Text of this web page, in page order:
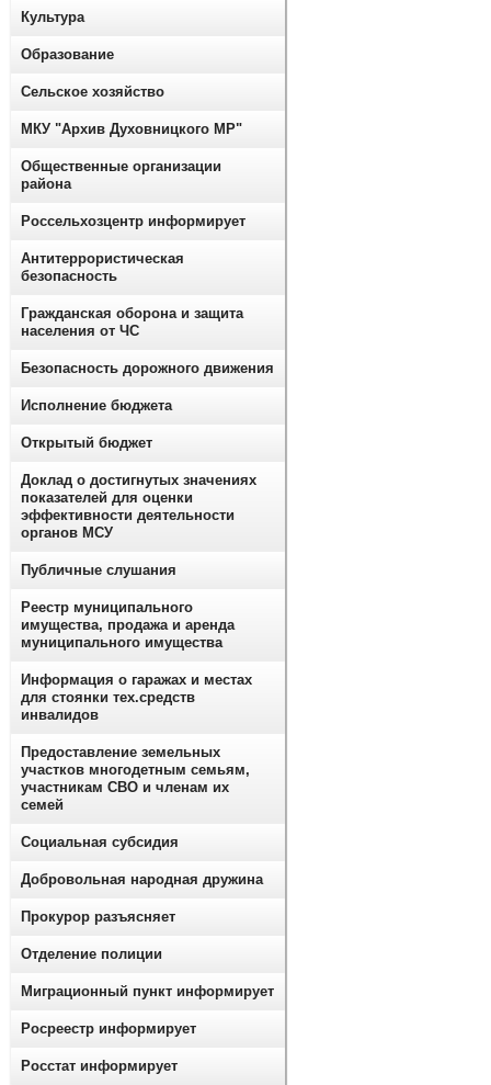
Культура
Образование
Сельское хозяйство
МКУ "Архив Духовницкого МР"
Общественные организации
района
Россельхозцентр информирует
Антитеррористическая
безопасность
Гражданская оборона и защита
населения от ЧС
Безопасность дорожного движения
Исполнение бюджета
Открытый бюджет
Доклад о достигнутых значениях
показателей для оценки
эффективности деятельности
органов МСУ
Публичные слушания
Реестр муниципального
имущества, продажа и аренда
муниципального имущества
Информация о гаражах и местах
для стоянки тех.средств
инвалидов
Предоставление земельных
участков многодетным семьям,
участникам СВО и членам их
семей
Социальная субсидия
Добровольная народная дружина
Прокурор разъясняет
Отделение полиции
Миграционный пункт информирует
Росреестр информирует
Росстат информирует